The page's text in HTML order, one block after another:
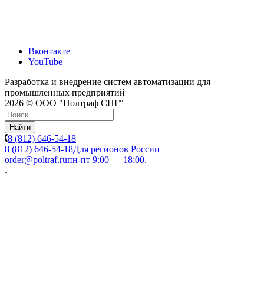
Вконтакте
YouTube
Разработка и внедрение систем автоматизации для
промышленных предприятий
2026 © ООО "Полтраф СНГ"
Найти
8 (812) 646-54-18
8 (812) 646-54-18Для регионов России
order@poltraf.ruпн-пт 9:00 — 18:00.